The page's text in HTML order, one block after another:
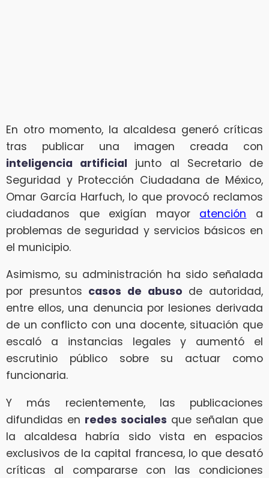
En otro momento, la alcaldesa generó críticas
tras publicar una imagen creada con
inteligencia artificial junto al Secretario de
Seguridad y Protección Ciudadana de México,
Omar García Harfuch, lo que provocó reclamos
ciudadanos que exigían mayor atención a
problemas de seguridad y servicios básicos en
el municipio.
Asimismo, su administración ha sido señalada
por presuntos casos de abuso de autoridad,
entre ellos, una denuncia por lesiones derivada
de un conflicto con una docente, situación que
escaló a instancias legales y aumentó el
escrutinio público sobre su actuar como
funcionaria.
Y más recientemente, las publicaciones
difundidas en redes sociales que señalan que
la alcaldesa habría sido vista en espacios
exclusivos de la capital francesa, lo que desató
críticas al compararse con las condiciones